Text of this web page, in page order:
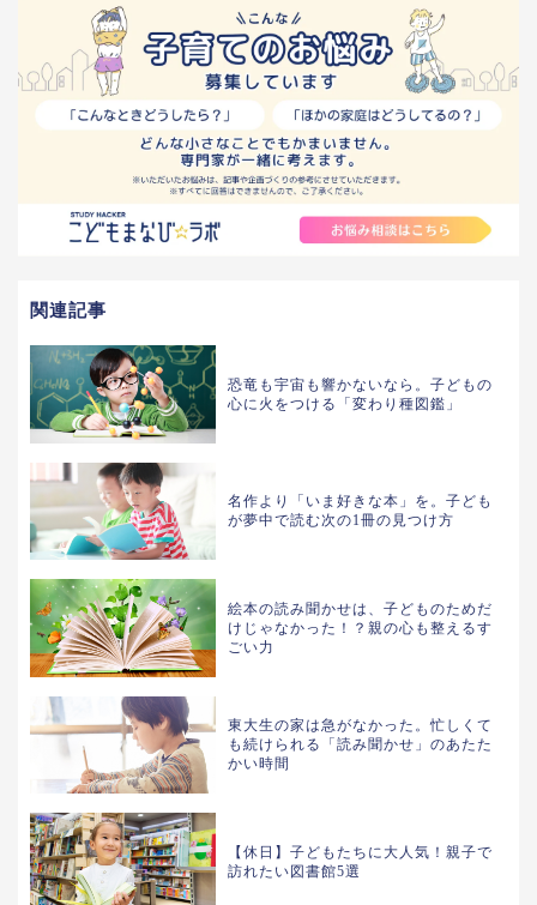
関連記事
恐竜も宇宙も響かないなら。子どもの
心に火をつける「変わり種図鑑」
名作より「いま好きな本」を。子ども
が夢中で読む次の1冊の見つけ方
絵本の読み聞かせは、子どものためだ
けじゃなかった！？親の心も整えるす
ごい力
東大生の家は急がなかった。忙しくて
も続けられる「読み聞かせ」のあたた
かい時間
【休日】子どもたちに大人気！親子で
訪れたい図書館5選